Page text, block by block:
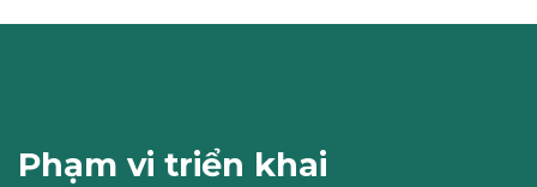
Phạm vi triển khai